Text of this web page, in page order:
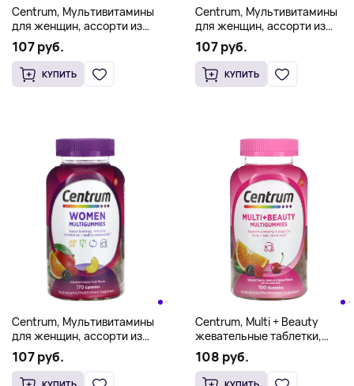
Centrum, Мультивитамины
для женщин, ассорти из
натуральных фруктов, 170
жевательных таблеток
107 руб.
КУПИТЬ
Centrum, Мультивитамины
для женщин, ассорти из
натуральных фруктов, 170
жевательных таблеток
107 руб.
КУПИТЬ
Centrum, Мультивитамины
для женщин, ассорти из
натуральных фруктов, 170
жевательных таблеток
107 руб.
Centrum, Multi + Beauty
жевательные таблетки,
натуральные вишня, ягоды и
апельсин, 100 жевательных
таблеток
108 руб.